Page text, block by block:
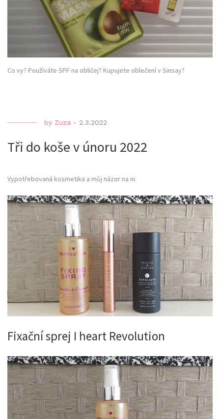
Co vy? Používáte SPF na obličej? Kupujete oblečení v Sinsay?
by Zuza - 2.3.2022
Tři do koše v únoru 2022
Vypotřebovaná kosmetika a můj názor na ni.
Fixační sprej I heart Revolution